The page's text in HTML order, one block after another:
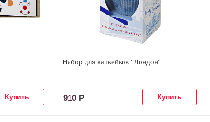
Набор для капкейков "Лондон"
910 Р